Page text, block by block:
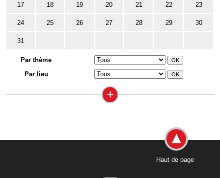
17 18 19 20 21 22 23
24 25 26 27 28 29 30
31
Par thème
Par lieu
+
Haut de page